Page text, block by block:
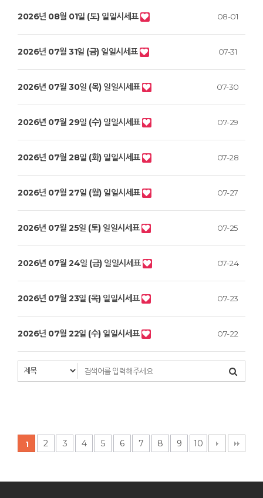
2026년 08월 01일 (토) 일일시세표 08-01
2026년 07월 31일 (금) 일일시세표 07-31
2026년 07월 30일 (목) 일일시세표 07-30
2026년 07월 29일 (수) 일일시세표 07-29
2026년 07월 28일 (화) 일일시세표 07-28
2026년 07월 27일 (월) 일일시세표 07-27
2026년 07월 25일 (토) 일일시세표 07-25
2026년 07월 24일 (금) 일일시세표 07-24
2026년 07월 23일 (목) 일일시세표 07-23
2026년 07월 22일 (수) 일일시세표 07-22
1 2 3 4 5 6 7 8 9 10